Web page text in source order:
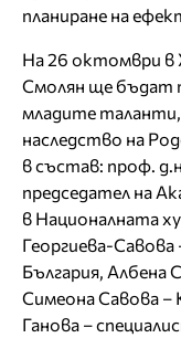
планиране на
На 26 октомври в
Смолян ще бъдат
младите
наследство на
в състав: проф.
председател на
в Националната
Георгиева-Савова
България, Албена
Симеона Савова –
Ганова –